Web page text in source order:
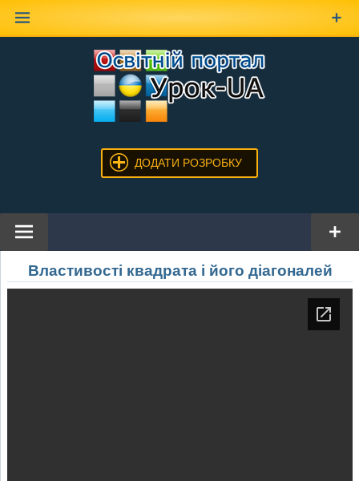
ДОДАТИ РОЗРОБКУ
Властивості квадрата і його діагоналей